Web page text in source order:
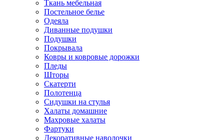
Ткань мебельная
Постельное белье
Одеяла
Диванные подушки
Подушки
Покрывала
Ковры и ковровые дорожки
Пледы
Шторы
Скатерти
Полотенца
Сидушки на стулья
Халаты домашние
Махровые халаты
Фартуки
Декоративные наволочки